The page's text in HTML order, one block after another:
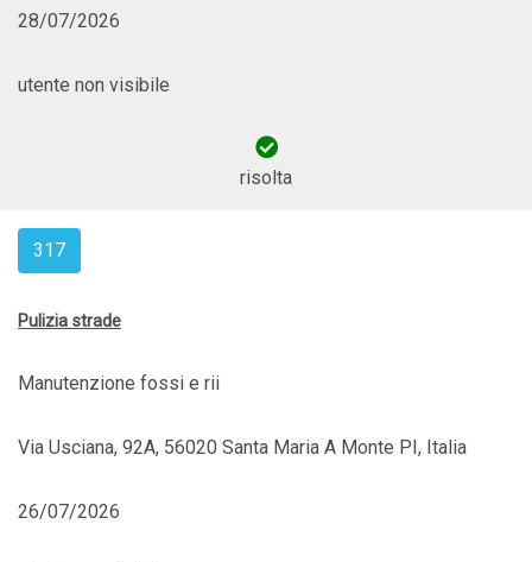
28/07/2026
utente non visibile
risolta
317
Pulizia strade
Manutenzione fossi e rii
Via Usciana, 92A, 56020 Santa Maria A Monte PI, Italia
26/07/2026